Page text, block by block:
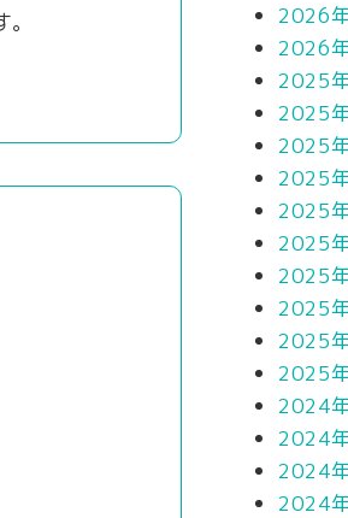
2026
2026
2025
2025
2025
2025
2025
2025
2025
2025
2025
2025
2024
2024
2024
2024